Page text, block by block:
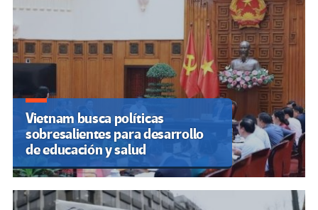
Vietnam busca políticas
sobresalientes para desarrollo
de educación y salud